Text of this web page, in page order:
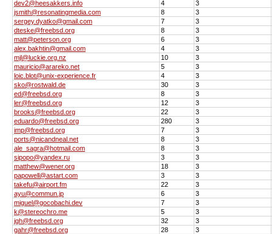
dev2@heesakkers.info 4
3
jsmith@resonatingmedia.com
8
3
sergey.dyatko@gmail.com
7
3
dteske@freebsd.org
8
3
matt@peterson.org
6
3
alex.bakhtin@gmail.com
4
3
mjl@luckie.org.nz
10
3
mauricio@arareko.net
5
3
loic.blot@unix-experience.fr
4
3
sko@rostwald.de
30
3
ed@freebsd.org
8
3
ler@freebsd.org
12
3
brooks@freebsd.org
22
3
eduardo@freebsd.org
280
3
imp@freebsd.org
7
3
ports@nicandneal.net
8
3
ale_sagra@hotmail.com
8
3
sipopo@yandex.ru
3
3
matthew@wener.org
18
3
papowell@astart.com
3
3
takefu@airport.fm
22
3
ayu@commun.jp
6
3
miguel@gocobachi.dev
7
3
k@stereochro.me
5
3
jgh@freebsd.org
32
3
gahr@freebsd.org
28
3